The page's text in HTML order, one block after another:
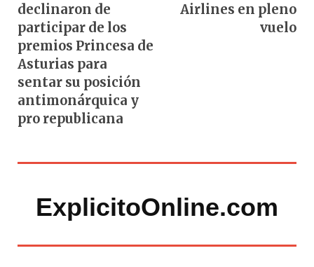
declinaron de
participar de los
premios Princesa de
Asturias para
sentar su posición
antimonárquica y
pro republicana
Airlines en pleno
vuelo
ExplicitoOnline.com